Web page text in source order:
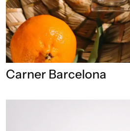
Carner Barcelona